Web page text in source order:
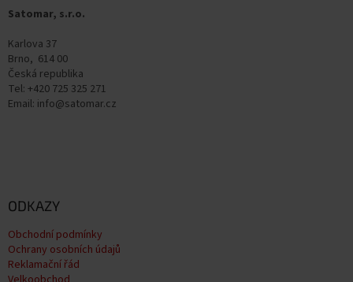
Satomar, s.r.o.
Karlova 37
Brno, 614 00
Česká republika
Tel: +420 725 325 271
Email: info@satomar.cz
ODKAZY
Obchodní podmínky
Ochrany osobních údajů
Reklamační řád